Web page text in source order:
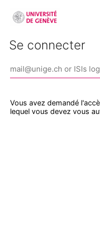
Se connecter
Vous avez demandé
lequel vous devez vous